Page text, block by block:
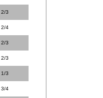
2/3
2/4
2/3
2/3
1/3
3/4